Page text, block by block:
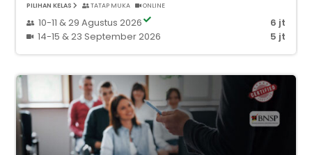
PILIHAN KELAS TATAP MUKA ONLINE
10-11 & 29 Agustus 2026
6 jt
14-15 & 23 September 2026
5 jt